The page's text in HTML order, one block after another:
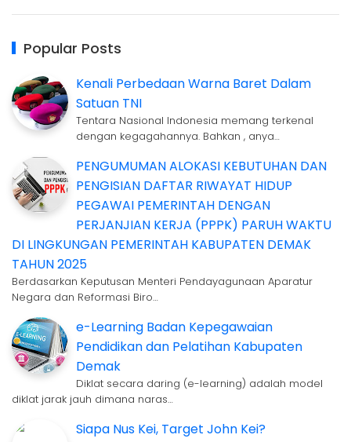
Popular Posts
Kenali Perbedaan Warna Baret Dalam
Satuan TNI
Tentara Nasional Indonesia memang terkenal
dengan kegagahannya. Bahkan , anya…
PENGUMUMAN ALOKASI KEBUTUHAN DAN
PENGISIAN DAFTAR RIWAYAT HIDUP
PEGAWAI PEMERINTAH DENGAN
PERJANJIAN KERJA (PPPK) PARUH WAKTU
DI LINGKUNGAN PEMERINTAH KABUPATEN DEMAK
TAHUN 2025
Berdasarkan Keputusan Menteri Pendayagunaan Aparatur
Negara dan Reformasi Biro…
e-Learning Badan Kepegawaian
Pendidikan dan Pelatihan Kabupaten
Demak
Diklat secara daring (e-learning) adalah model
diklat jarak jauh dimana naras…
Siapa Nus Kei, Target John Kei?